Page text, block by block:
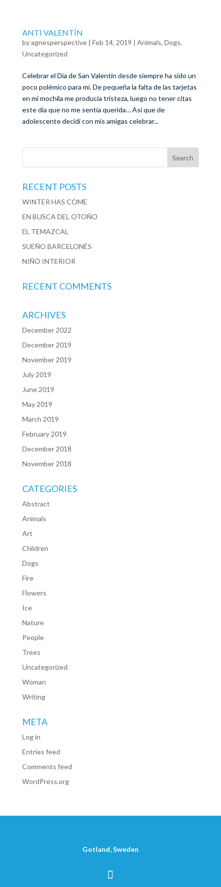
ANTI VALENTÍN
byagnesperspective| Feb 14, 2019 | Animals, Dogs,
Uncategorized
Celebrar el Día de San Valentín desde siempre ha sido un
poco polémico para mi. De pequeña la falta de las tarjetas
en mi mochila me producía tristeza, luego no tener citas
este día que no me sentía querida… Así que de
adolescente decidí con mis amigas celebrar...
RECENT POSTS
WINTER HAS COME
EN BUSCA DEL OTOÑO
EL TEMAZCAL
SUEÑO BARCELONÉS
NIÑO INTERIOR
RECENT COMMENTS
ARCHIVES
December 2022
December 2019
November 2019
July 2019
June 2019
May 2019
March 2019
February 2019
December 2018
November 2018
CATEGORIES
Abstract
Animals
Art
Children
Dogs
Fire
Flowers
Ice
Nature
People
Trees
Uncategorized
Woman
Writing
META
Log in
Entries feed
Comments feed
WordPress.org
Gotland, Sweden
